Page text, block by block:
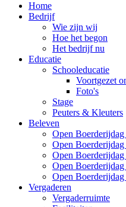
Home
Bedrijf
Wie zijn wij
Hoe het begon
Het bedrijf nu
Educatie
Schooleducatie
Voortgezet
Foto's
Stage
Peuters & Kleuters
Beleven
Open
Open
Open
Open
Open
Vergaderen
Vergaderruimte